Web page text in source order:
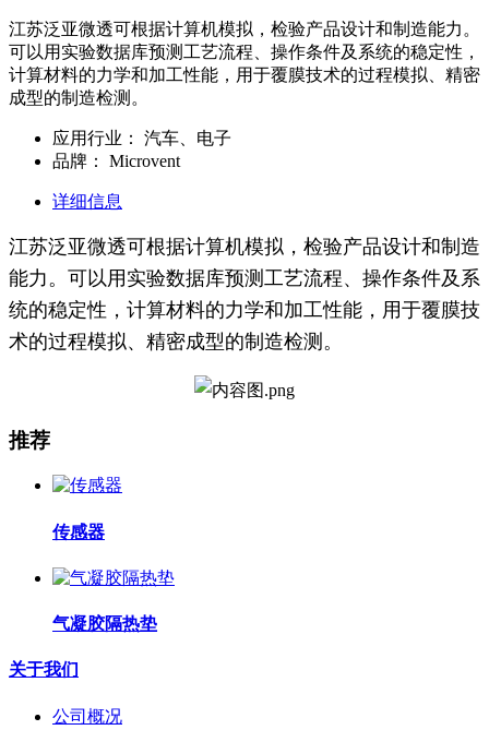
江苏泛亚微透可根据计算机模拟，检验产品设计和制造能力。
可以用实验数据库预测工艺流程、操作条件及系统的稳定性，
计算材料的力学和加工性能，用于覆膜技术的过程模拟、精密
成型的制造检测。
应用行业：
汽车、电子
品牌：
Microvent
详细信息
江苏泛亚微透可根据计算机模拟，检验产品设计和制造
能力。可以用实验数据库预测工艺流程、操作条件及系
统的稳定性，计算材料的力学和加工性能，用于覆膜技
术的过程模拟、精密成型的制造检测。
推荐
传感器
气凝胶隔热垫
关于我们
公司概况